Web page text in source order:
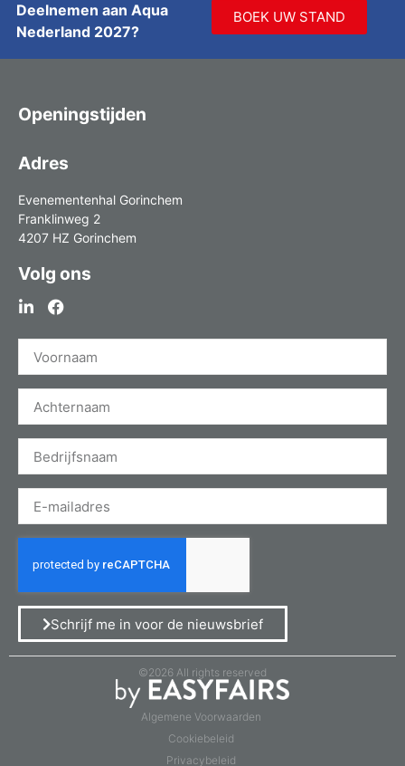
Deelnemen aan Aqua
Nederland 2027?
BOEK UW STAND
Openingstijden
Adres
Evenementenhal Gorinchem
Franklinweg 2
4207 HZ Gorinchem
Volg ons
Schrijf me in voor de nieuwsbrief
©2026 All rights reserved
Algemene Voorwaarden
Cookiebeleid
Privacybeleid